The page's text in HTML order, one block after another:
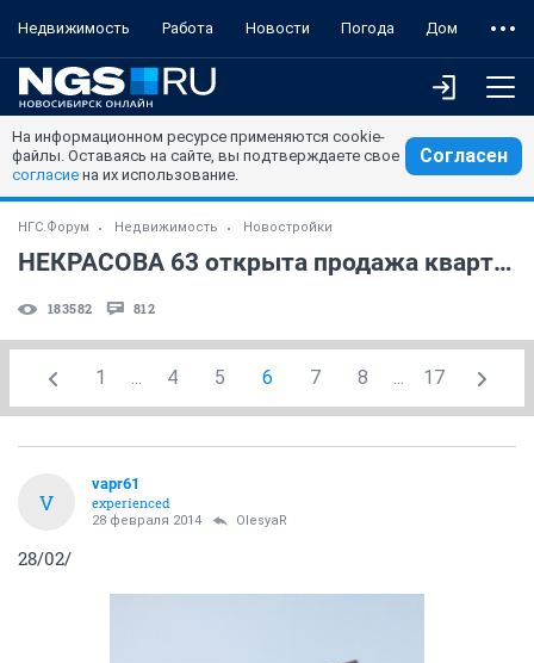
Недвижимость Работа Новости Погода Дом
На информационном ресурсе применяются cookie-
файлы. Оставаясь на сайте, вы подтверждаете свое
согласие на их использование.
Согласен
НГС.Форум Недвижимость Новостройки
НЕКРАСОВА 63 открыта продажа квартир?
183582 812
1 ... 4 5 6 7 8 ... 17
V
vapr61
experienced
28 февраля 2014 OlesyaR
28/02/